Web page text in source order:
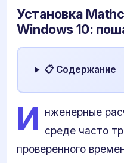
Установка
Windows 10:
📋 Содержание
И нженерные
среде часто
проверенного